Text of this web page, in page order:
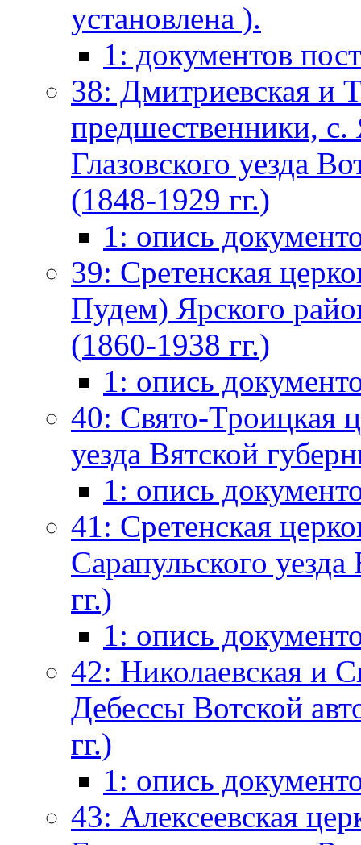
установлена ).
1: документов
38: Дмитриевская и
предшественники, с.
Глазовского уезда
(1848-1929 гг.)
1: опись
39: Сретенская
Пудем) Ярского
(1860-1938 гг.)
1: опись
40: Свято-Троицкая
уезда Вятской
1: опись
41: Сретенская
Сарапульского
гг.)
1: опись
42: Николаевская и
Дебессы Вотской
гг.)
1: опись
43: Алексеевская